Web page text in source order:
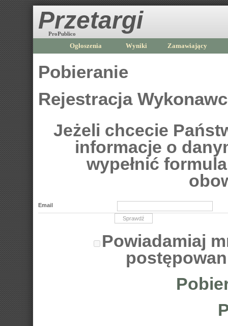
Przetargi
ProPublico
Ogłoszenia Wyniki Zamawiający
Pobieranie
Rejestracja
Jeżeli chcecie
informacje o
wypełnić
Email
Powiadamiaj